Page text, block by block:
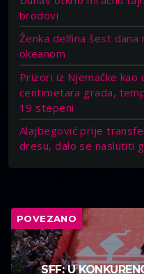
brodovi
Ženka delfina šest dana
okeanom
Prizori iz Njemačke kao
centimetara grada,
19 stepeni
Alajbegović prije
dresu, dalo se naslutiti
POVEZANO
SFF: U